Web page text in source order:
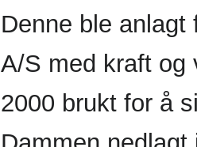
Denne ble
A/S med kraft og
2000 brukt for å